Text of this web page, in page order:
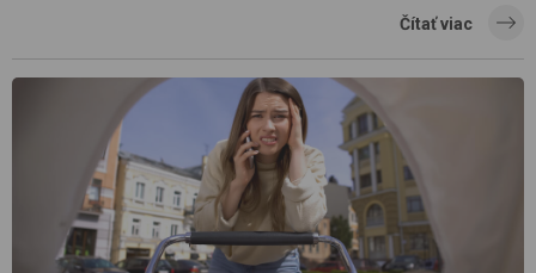
Čítať viac